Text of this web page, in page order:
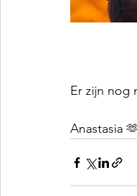
Er zijn nog
Anastasia